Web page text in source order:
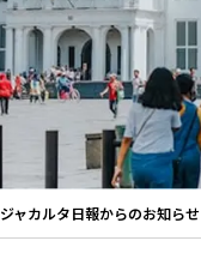
ジャカルタ日報からのお知らせ